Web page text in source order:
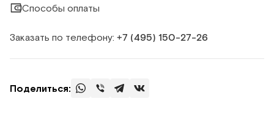
Способы оплаты
Заказать по телефону: +7 (495) 150‑27‑26
Поделиться: